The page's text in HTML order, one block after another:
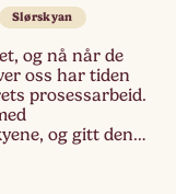
Slørskyan
og nå når de
oss har tiden
prosessarbeid.
og gitt den